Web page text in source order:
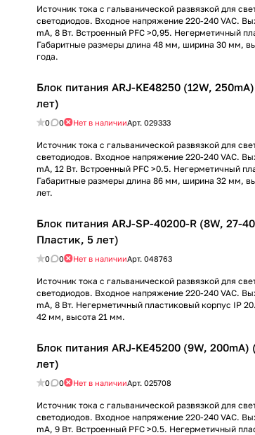
Источник тока с гальванической развязкой для
светодиодов. Входное напряжение 220-240 VAC.
mА, 8 Вт. Встроенный PFC >0,95. Негерметичный
Габаритные размеры длина 48 мм, ширина 30 мм,
года.
Блок питания ARJ-KE48250 (12W,
лет)
0 0 Нет в наличииАрт. 029333
Источник тока с гальванической развязкой для
светодиодов. Входное напряжение 220-240 VAC.
mА, 12 Вт. Встроенный PFC >0.5. Негерметичный
Габаритные размеры длина 86 мм, ширина 32 мм,
лет.
Блок питания ARJ-SP-40200-R (8W, 27-
Пластик, 5 лет)
0 0 Нет в наличииАрт. 048763
Источник тока с гальванической развязкой для
светодиодов. Входное напряжение 220-240 VAC.
mА, 8 Вт. Негерметичный пластиковый корпус IP
42 мм, высота 21 мм.
Блок питания ARJ-KE45200 (9W,
лет)
0 0 Нет в наличииАрт. 025708
Источник тока с гальванической развязкой для
светодиодов. Входное напряжение 220-240 VAC.
mА, 9 Вт. Встроенный PFC >0.5. Негерметичный